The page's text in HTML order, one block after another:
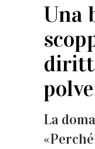
Una
La